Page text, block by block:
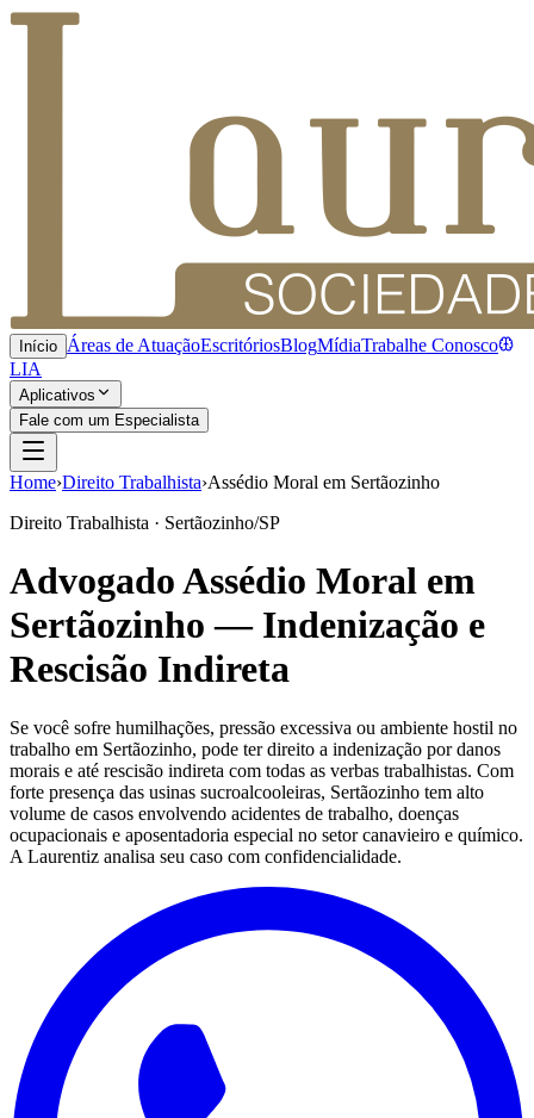
Início Áreas de AtuaçãoEscritóriosBlogMídiaTrabalhe Conosco
LIA
Aplicativos
Fale com um Especialista
Home›Direito Trabalhista›Assédio Moral em Sertãozinho
Direito Trabalhista · Sertãozinho/SP
Advogado Assédio Moral em
Sertãozinho — Indenização e
Rescisão Indireta
Se você sofre humilhações, pressão excessiva ou ambiente hostil no
trabalho em Sertãozinho, pode ter direito a indenização por danos
morais e até rescisão indireta com todas as verbas trabalhistas. Com
forte presença das usinas sucroalcooleiras, Sertãozinho tem alto
volume de casos envolvendo acidentes de trabalho, doenças
ocupacionais e aposentadoria especial no setor canavieiro e químico.
A Laurentiz analisa seu caso com confidencialidade.